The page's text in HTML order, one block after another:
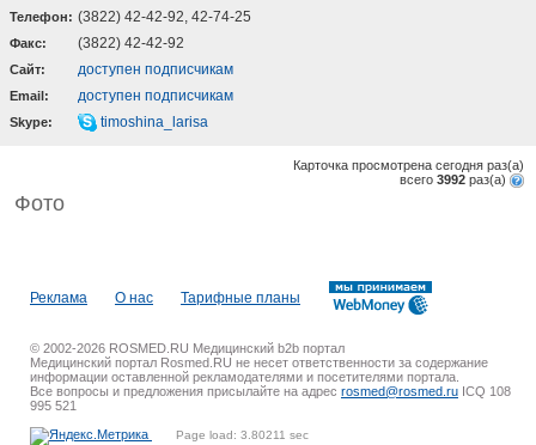
Телефон: (3822) 42-42-92, 42-74-25
Факс: (3822) 42-42-92
Cайт: доступен подписчикам
Email: доступен подписчикам
Skype: timoshina_larisa
Карточка просмотрена сегодня раз(a)
всего 3992 раз(a)
Фото
Реклама О нас Тарифные планы
© 2002-2026 ROSMED.RU Медицинский b2b портал
Медицинский портал Rosmed.RU не несет ответственности за содержание
информации оставленной рекламодателями и посетителями портала.
Все вопросы и предложения присылайте на адрес rosmed@rosmed.ru ICQ 108
995 521
Page load: 3.80211 sec